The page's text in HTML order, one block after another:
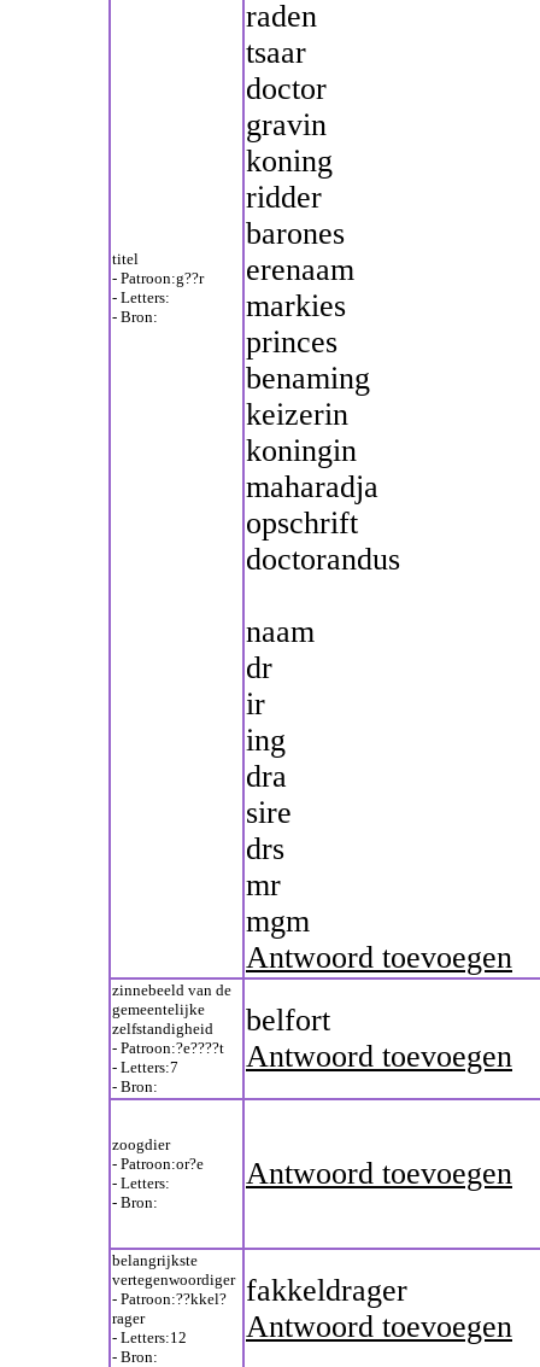
titel
- Patroon:g??r
- Letters:
- Bron:
raden
tsaar
doctor
gravin
koning
ridder
barones
erenaam
markies
princes
benaming
keizerin
koningin
maharadja
opschrift
doctorandus
naam
dr
ir
ing
dra
sire
drs
mr
mgm
Antwoord toevoegen
zinnebeeld van de
gemeentelijke
zelfstandigheid
- Patroon:?e????t
- Letters:7
- Bron:
belfort
Antwoord toevoegen
zoogdier
- Patroon:or?e
- Letters:
- Bron:
Antwoord toevoegen
belangrijkste
vertegenwoordiger
- Patroon:??kkel?
rager
- Letters:12
- Bron:
fakkeldrager
Antwoord toevoegen